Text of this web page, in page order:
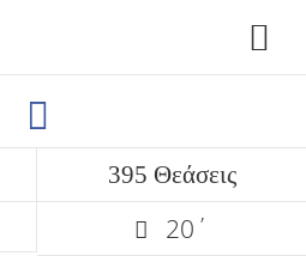
395 Θεάσεις
20΄